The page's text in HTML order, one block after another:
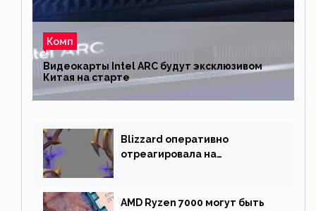
Комп
Видеокарты Intel ARC будут эксклюзивом
Китая на старте
Blizzard оперативно
отреагировала на
AMD Ryzen 7000 могут быть